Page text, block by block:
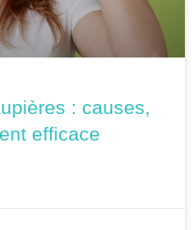
: causes,
efficace